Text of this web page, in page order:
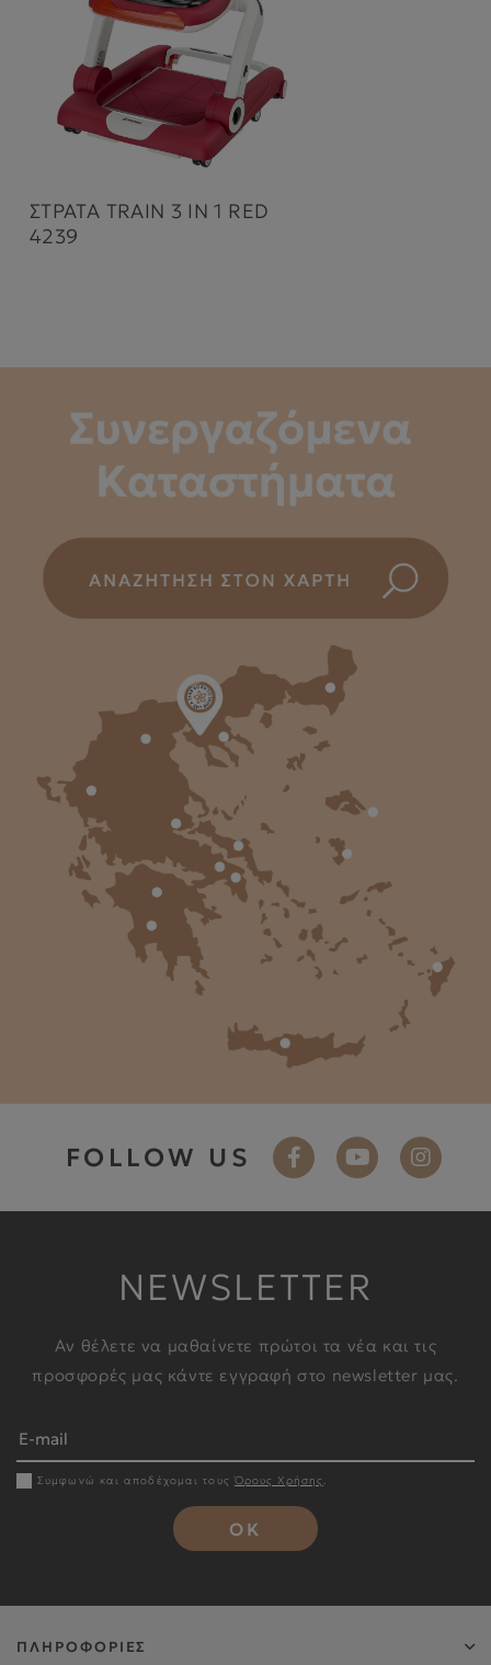
ΣΤΡΑΤΑ TRAIN 3 ΙΝ 1 RED
4239
FOLLOW US
NEWSLETTER
Αν θέλετε να μαθαίνετε πρώτοι τα νέα και τις
προσφορές μας κάντε εγγραφή στο newsletter μας.
Συμφωνώ και αποδέχομαι τουςΌρους Χρήσης .
OK
ΠΛΗΡΟΦΟΡΙΕΣ